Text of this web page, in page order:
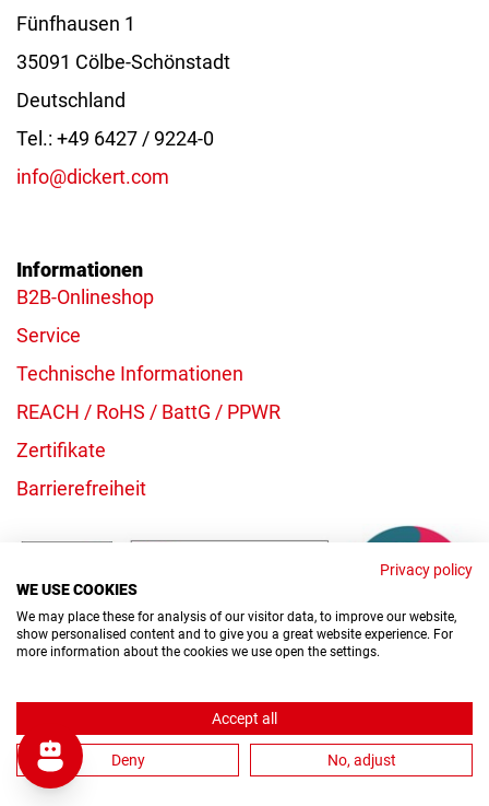
Fünfhausen 1
35091 Cölbe-Schönstadt
Deutschland
Tel.: +49 6427 / 9224-0
info@dickert.com
Informationen
B2B-Onlineshop
Service
Technische Informationen
REACH / RoHS / BattG / PPWR
Zertifikate
Barrierefreiheit
Impressum
Datenschutz
Privacy policy
WE USE COOKIES
We may place these for analysis of our visitor data, to improve our website,
show personalised content and to give you a great website experience. For
more information about the cookies we use open the settings.
Accept all
Deny No, adjust